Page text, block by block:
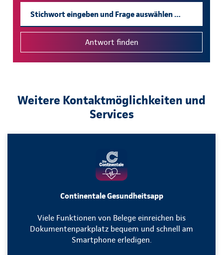
Weitere Kontaktmöglichkeiten und
Services
Continentale Gesundheitsapp
Viele Funktionen von Belege einreichen bis
Dokumentenparkplatz bequem und schnell am
Smartphone erledigen.